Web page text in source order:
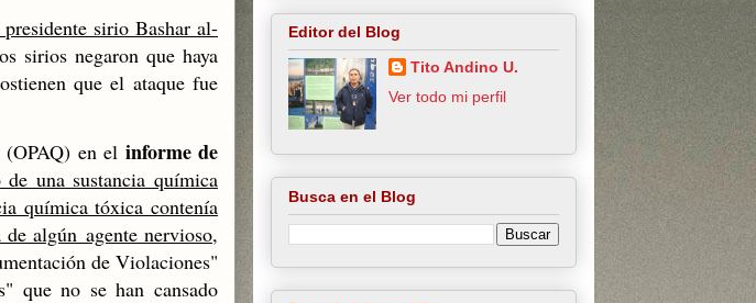
sirio Bashar al-
sirios negaron que haya
que el ataque fue
(OPAQ) en el informe de
una sustancia química
química tóxica contenía
algún agente nervioso,
de Violaciones"
que no se han cansado
Editor del Blog
Tito Andino U.
Ver todo mi perfil
Busca en el Blog